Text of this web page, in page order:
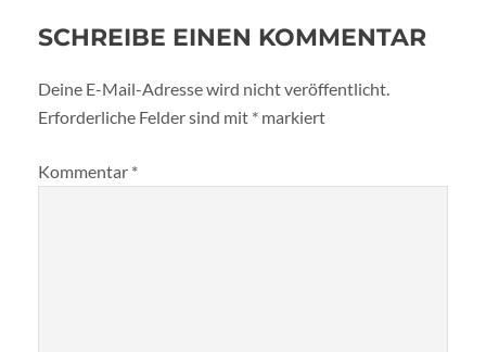
SCHREIBE EINEN KOMMENTAR
Deine E-Mail-Adresse wird nicht veröffentlicht.
Erforderliche Felder sind mit * markiert
Kommentar *